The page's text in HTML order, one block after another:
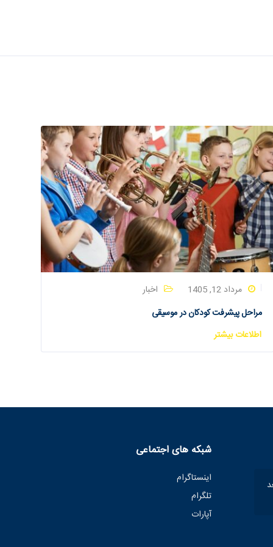
مرداد 12, 1405
اخبار
مراحل پیشرفت کودکان در موسیقی
اطلاعات بیشتر
شبکه های اجتماعی
اینستاگرام
تلگرام
آپارات
تا 9 بعد